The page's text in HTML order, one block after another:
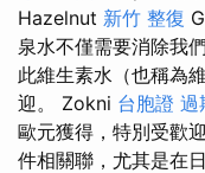
Hazelnut 新竹 整復
泉水不僅需要消除我
此維生素水（也稱為
迎。 Zokni 台胞證 過
歐元獲得，特別受歡
件相關聯，尤其是在